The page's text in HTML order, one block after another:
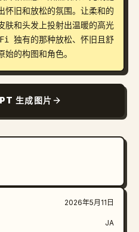
怀旧和放松的氛围。让柔和的
肤和头发上投射出温暖的高光
独有的那种放松、怀旧且舒
的构图和角色。
生成图片
2026年5月11日
JA